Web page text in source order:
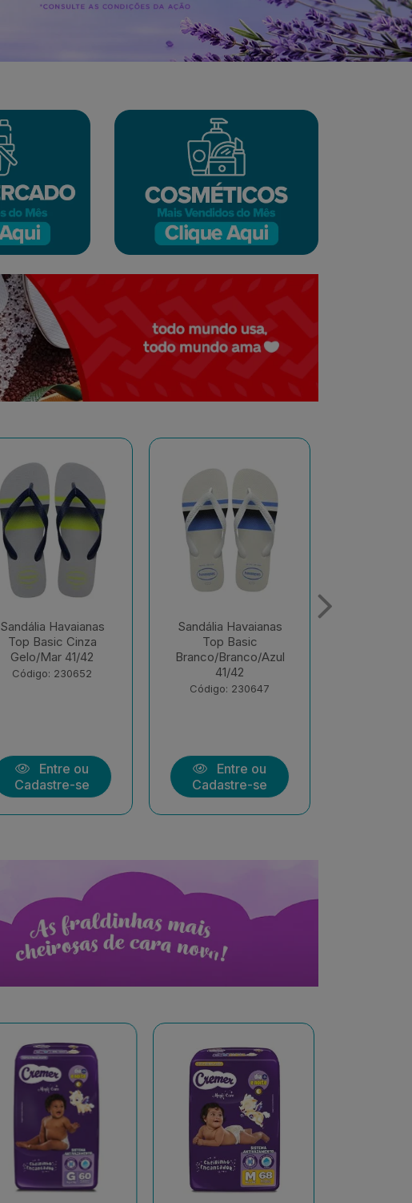
Sandália Havaianas
Top Basic
Branco/Branco/Azul
41/42
Entre ou
Cadastre-se
Sandália Havaianas
Color Vermelho
Hibisco 37/38
Código: 230372
Entre ou
Cadastre-se